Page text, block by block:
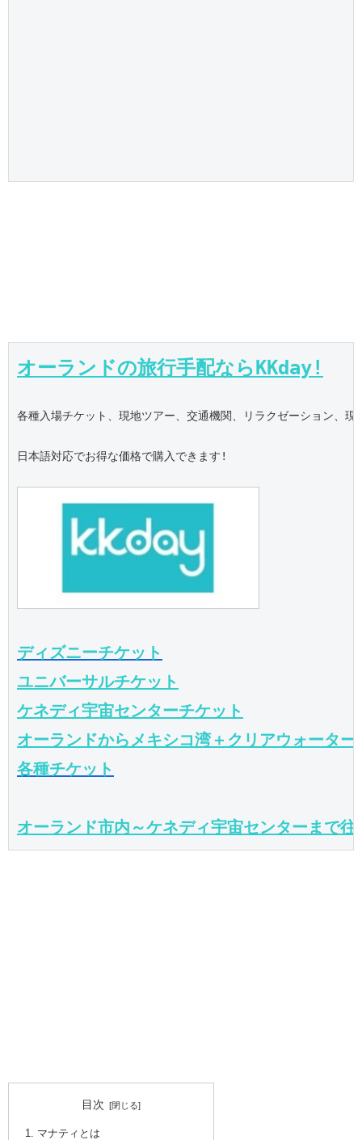
オーランドの旅行手配ならKKday!
各種入場チケット、現地ツアー、交通機関、リラクゼーション、現
日本語対応でお得な価格で購入できます!
ディズニーチケット
ユニバーサルチケット
ケネディ宇宙センターチケット
オーランドからメキシコ湾＋クリアウォータ
各種チケット
オーランド市内～ケネディ宇宙センターまで
目次
マナティとは